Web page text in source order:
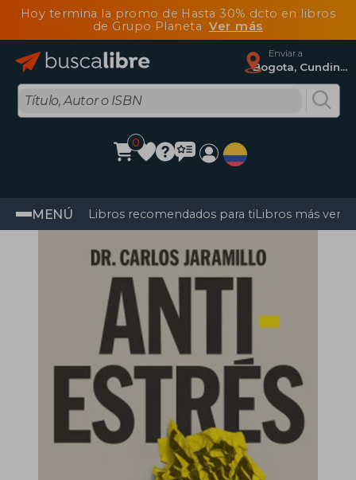
Hoy termina la promo de Hasta 30% dcto en libros
de Grupo Planeta Ver más
Enviar a
Bogota, Cundinamarca
0
MENÚ Libros recomendados para tiLibros más